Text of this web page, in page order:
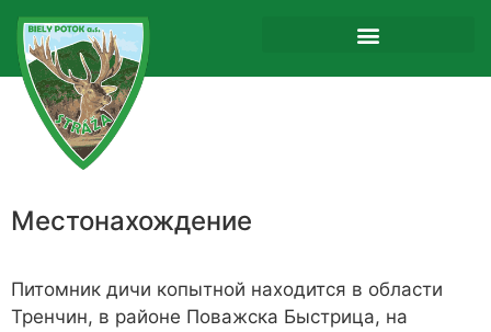
Местонахождение
Питомник дичи копытной находится в области
Тренчин, в районе Поважска Быстрица, на